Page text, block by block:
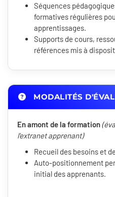
Séquences
formatives régulières
apprentissages.
Supports de cours,
références mis à
MODALITÉS
En amont de la formation
l'extranet apprenant)
Recueil des besoins et
Auto-positionnement
initial des apprenants.